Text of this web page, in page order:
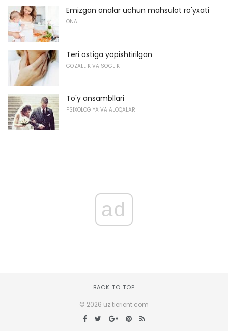
Emizgan onalar uchun mahsulot ro'yxati
ONA
Teri ostiga yopishtirilgan
GO'ZALLIK VA SO'GLIK
To'y ansambllari
PSIXOLOGIYA VA ALOQALAR
ad
BACK TO TOP
© 2026 uz.tierient.com